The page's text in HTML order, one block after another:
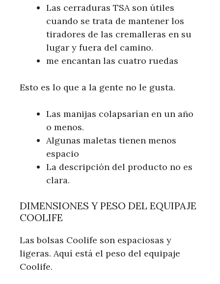
Las cerraduras TSA son útiles
cuando se trata de mantener los
tiradores de las cremalleras en su
lugar y fuera del camino.
me encantan las cuatro ruedas
Esto es lo que a la gente no le gusta.
Las manijas colapsarían en un año
o menos.
Algunas maletas tienen menos
espacio
La descripción del producto no es
clara.
DIMENSIONES Y PESO DEL EQUIPAJE
COOLIFE
Las bolsas Coolife son espaciosas y
ligeras. Aquí está el peso del equipaje
Coolife.